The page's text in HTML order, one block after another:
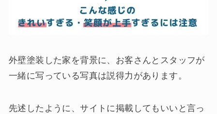
外壁塗装した家を背景に、お客さんとスタッフが
一緒に写っている写真は説得力があります。
先述したように、サイトに掲載してもいいと言っ